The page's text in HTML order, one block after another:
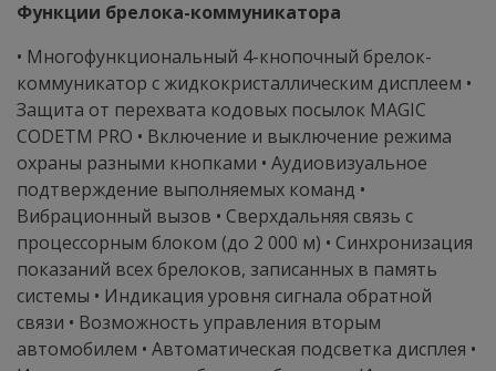
Функции брелока-коммуникатора
• Многофункциональный 4-кнопочный брелок-
коммуникатор с жидкокристаллическим дисплеем •
Защита от перехвата кодовых посылок MAGIC
CODETM PRO • Включение и выключение режима
охраны разными кнопками • Аудиовизуальное
подтверждение выполняемых команд •
Вибрационный вызов • Сверхдальняя связь с
процессорным блоком (до 2 000 м) • Синхронизация
показаний всех брелоков, записанных в память
системы • Индикация уровня сигнала обратной
связи • Возможность управления вторым
автомобилем • Автоматическая подсветка дисплея •